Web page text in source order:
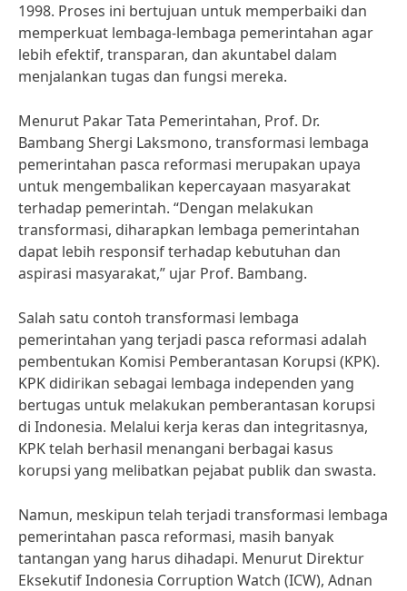
1998. Proses ini bertujuan untuk memperbaiki dan
memperkuat lembaga-lembaga pemerintahan agar
lebih efektif, transparan, dan akuntabel dalam
menjalankan tugas dan fungsi mereka.
Menurut Pakar Tata Pemerintahan, Prof. Dr.
Bambang Shergi Laksmono, transformasi lembaga
pemerintahan pasca reformasi merupakan upaya
untuk mengembalikan kepercayaan masyarakat
terhadap pemerintah. “Dengan melakukan
transformasi, diharapkan lembaga pemerintahan
dapat lebih responsif terhadap kebutuhan dan
aspirasi masyarakat,” ujar Prof. Bambang.
Salah satu contoh transformasi lembaga
pemerintahan yang terjadi pasca reformasi adalah
pembentukan Komisi Pemberantasan Korupsi (KPK).
KPK didirikan sebagai lembaga independen yang
bertugas untuk melakukan pemberantasan korupsi
di Indonesia. Melalui kerja keras dan integritasnya,
KPK telah berhasil menangani berbagai kasus
korupsi yang melibatkan pejabat publik dan swasta.
Namun, meskipun telah terjadi transformasi lembaga
pemerintahan pasca reformasi, masih banyak
tantangan yang harus dihadapi. Menurut Direktur
Eksekutif Indonesia Corruption Watch (ICW), Adnan